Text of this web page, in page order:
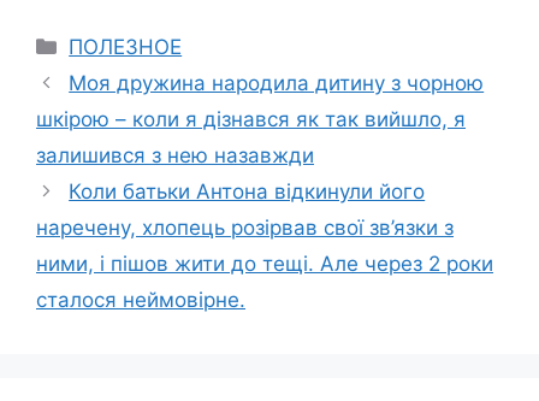
Categories
ПОЛЕЗНОЕ
Моя дружина народила дитину з чорною
шкірою – коли я дізнався як так вийшло, я
залишився з нею назавжди
Коли батьки Антона відкинули його
наречену, хлопець розірвав свої зв’язки з
ними, і пішов жити до тещі. Але через 2 роки
сталося неймовірне.